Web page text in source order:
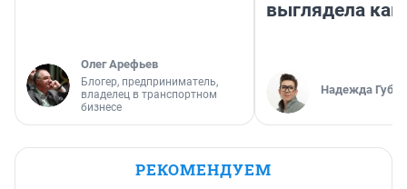
Олег Арефьев
Блогер, предприниматель,
владелец в транспортном
бизнесе
выглядела как
Надежда
РЕКОМЕНДУЕМ